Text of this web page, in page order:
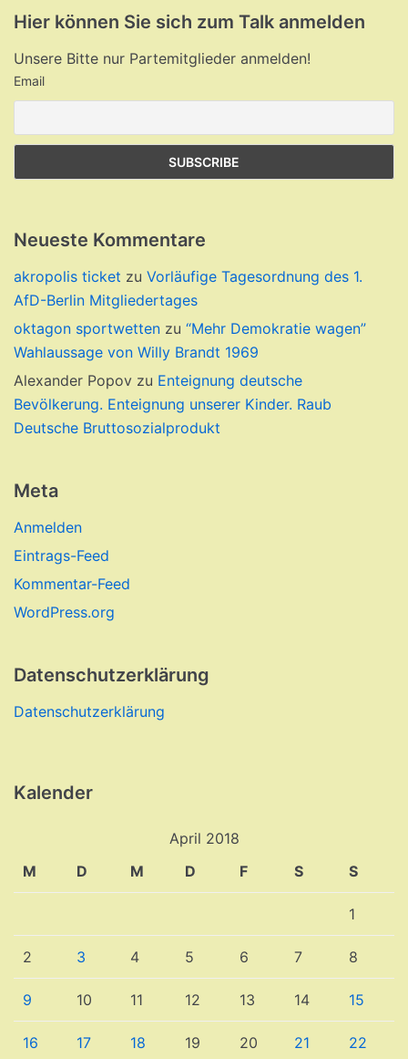
Hier können Sie sich zum Talk anmelden
Unsere Bitte nur Partemitglieder anmelden!
Email
Neueste Kommentare
akropolis ticket zu Vorläufige Tagesordnung des 1.
AfD-Berlin Mitgliedertages
oktagon sportwetten zu “Mehr Demokratie wagen”
Wahlaussage von Willy Brandt 1969
Alexander Popov zu Enteignung deutsche
Bevölkerung. Enteignung unserer Kinder. Raub
Deutsche Bruttosozialprodukt
Meta
Anmelden
Eintrags-Feed
Kommentar-Feed
WordPress.org
Datenschutzerklärung
Datenschutzerklärung
Kalender
April 2018
M
D M D F S S
1
2 3 4 5 6 7 8
9 10 11 12 13 14 15
16 17 18 19 20 21 22